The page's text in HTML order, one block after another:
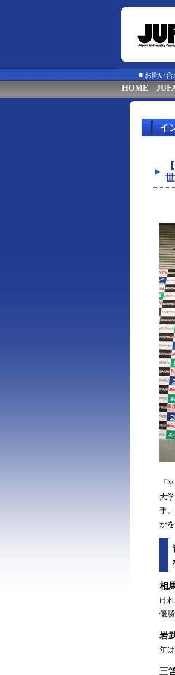
■ お問い合
HOME
イ
『
大
手
か
相
け
優
岩
年
三